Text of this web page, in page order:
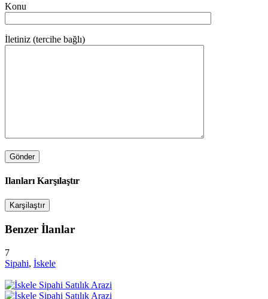
Konu
İletiniz (tercihe bağlı)
Ilanları Karşılaştır
Karşilaştır
Benzer İlanlar
7
Sipahi, İskele